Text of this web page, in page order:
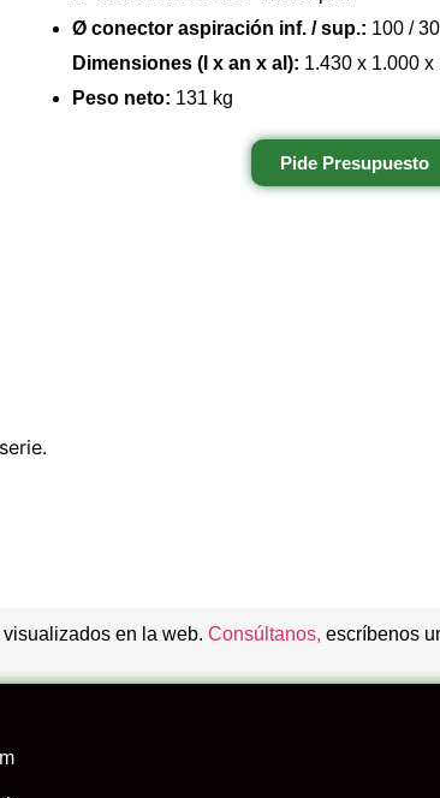
Ø conector aspiración inf. / sup.: 100 /
Dimensiones (l x an x al): 1.430 x 1.000 x
Peso neto: 131 kg
Pide Presupuesto
en la web. Consúltanos, escríbenos